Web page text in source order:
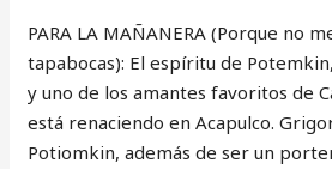
PARA LA MAÑANERA (Porque no
tapabocas): El espíritu de
y uno de los amantes favoritos de
está renaciendo en Acapulco.
Potiomkin, además de ser un